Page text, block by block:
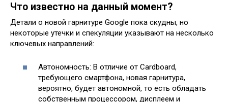
Что известно на данный момент?
Детали о новой гарнитуре Google пока скудны, но
некоторые утечки и спекуляции указывают на несколько
ключевых направлений:
Автономность: В отличие от Cardboard,
требующего смартфона, новая гарнитура,
вероятно, будет автономной, то есть обладать
собственным процессором, дисплеем и